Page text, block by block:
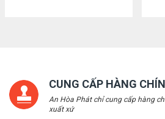
CUNG CẤP HÀNG
An Hòa Phát chỉ cung cấp hàng
xuất xứ